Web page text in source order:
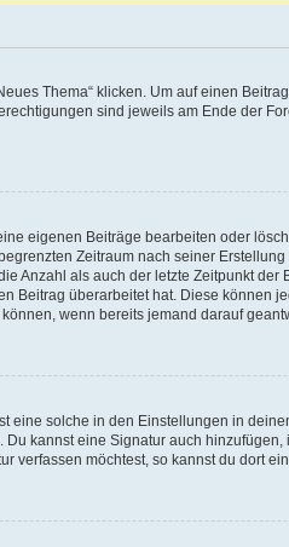
Thema“ klicken. Um auf einen
sind jeweils am Ende der
eigenen Beiträge bearbeiten oder
Zeitraum nach seiner
Anzahl als auch der letzte Zeitpunkt
Beitrag überarbeitet hat. Diese
wenn bereits jemand darauf
eine solche in den Einstellungen in
kannst eine Signatur auch
verfassen möchtest, so kannst du dort